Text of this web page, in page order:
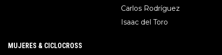
Carlos Rodríguez
Isaac del Toro
MUJERES & CICLOCROSS